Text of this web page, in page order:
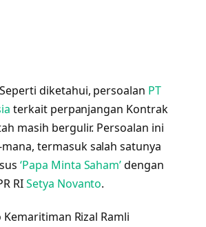
diketahui, persoalan PT
terkait perpanjangan Kontrak
masih bergulir. Persoalan ini
termasuk salah satunya
‘Papa Minta Saham’dengan
RISetya Novanto.
Rizal Ramli